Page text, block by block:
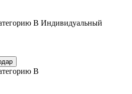
B Индивидуальный
B